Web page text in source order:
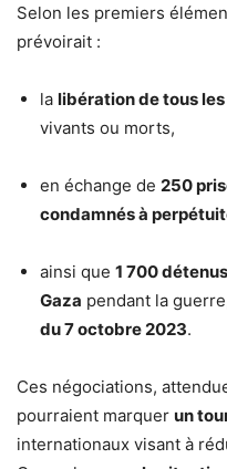
Selon les premiers
prévoirait :
la libération de tous
vivants ou morts,
en échange de 250
condamnés à
ainsi que 1 700
Gaza pendant la
du 7 octobre 2023.
Ces négociations,
pourraient marquer un
internationaux visant à